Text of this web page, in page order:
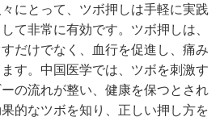
にとって、ツボ押しは手軽に実践
て非常に有効です。ツボ押しは、
だけでなく、血行を促進し、痛み
す。中国医学では、ツボを刺激す
の流れが整い、健康を保つとされ
的なツボを知り、正しい押し方を